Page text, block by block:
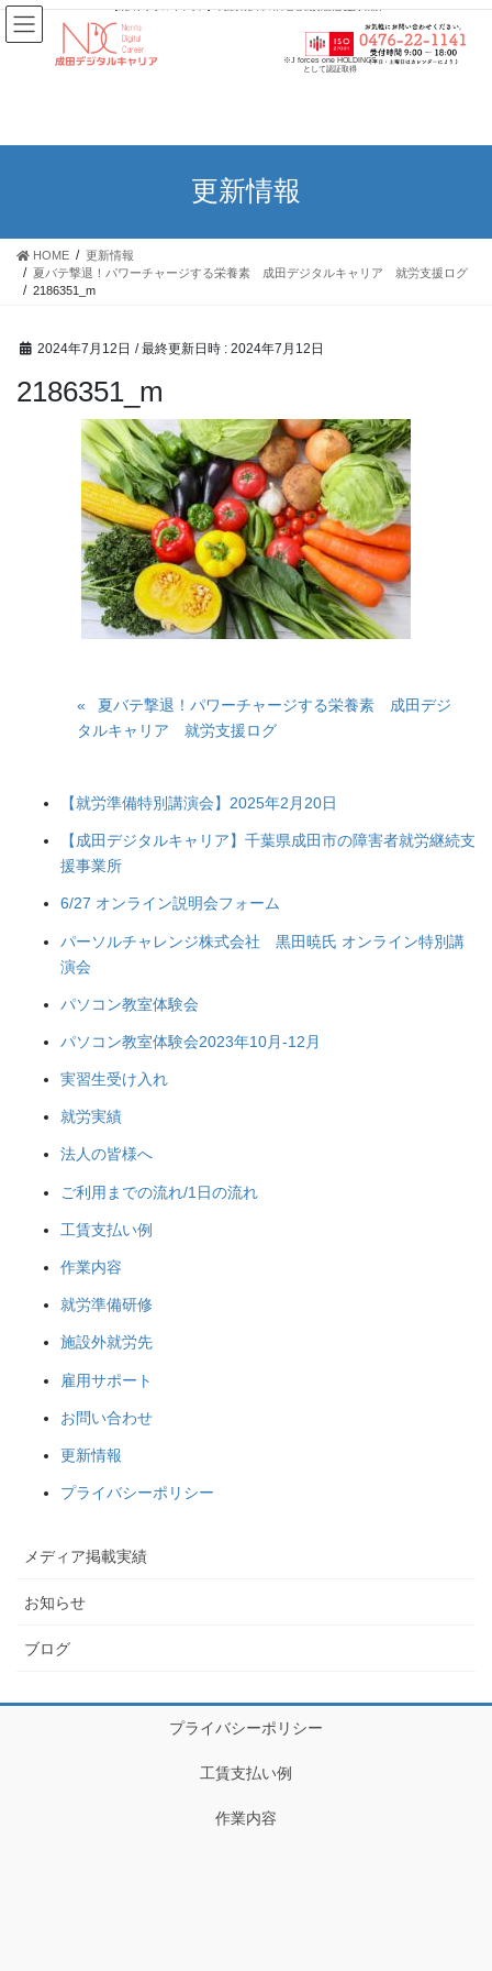
【成田デジタルキャリア】千葉県成田市の障害者就労継続支援事業所
※J forces one HOLDINGS
として認証取得
更新情報
HOME
更新情報
夏バテ撃退！パワーチャージする栄養素 成田デジタルキャリア 就労支援ログ
2186351_m
2024年7月12日 / 最終更新日時 : 2024年7月12日
2186351_m
夏バテ撃退！パワーチャージする栄養素 成田デジ
タルキャリア 就労支援ログ
【就労準備特別講演会】2025年2月20日
【成田デジタルキャリア】千葉県成田市の障害者就労継続支
援事業所
6/27 オンライン説明会フォーム
パーソルチャレンジ株式会社 黒田暁氏 オンライン特別講
演会
パソコン教室体験会
パソコン教室体験会2023年10月-12月
実習生受け入れ
就労実績
法人の皆様へ
ご利用までの流れ/1日の流れ
工賃支払い例
作業内容
就労準備研修
施設外就労先
雇用サポート
お問い合わせ
更新情報
プライバシーポリシー
メディア掲載実績
お知らせ
ブログ
プライバシーポリシー
工賃支払い例
作業内容